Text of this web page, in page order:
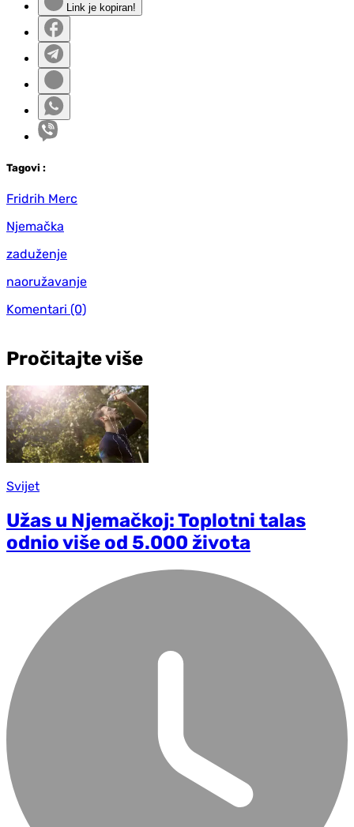
Link je kopiran!
Tagovi :
Fridrih Merc
Njemačka
zaduženje
naoružavanje
Komentari (0)
Pročitajte više
Svijet
Užas u Njemačkoj: Toplotni talas
odnio više od 5.000 života